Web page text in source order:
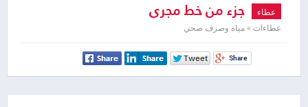
عطاء جزء من خط مجرى
عطاءات » مياه وصرف صحي